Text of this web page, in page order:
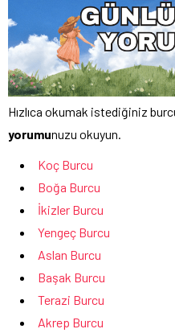
Hızlıca okumak istediğiniz
yorumunuzu okuyun.
Koç Burcu
Boğa Burcu
İkizler Burcu
Yengeç Burcu
Aslan Burcu
Başak Burcu
Terazi Burcu
Akrep Burcu